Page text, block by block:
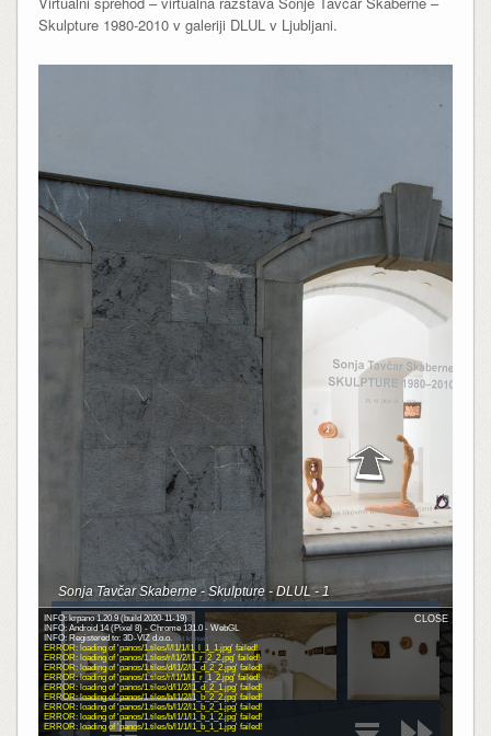
Skulpture 1980-2010 v galeriji DLUL v Ljubljani.